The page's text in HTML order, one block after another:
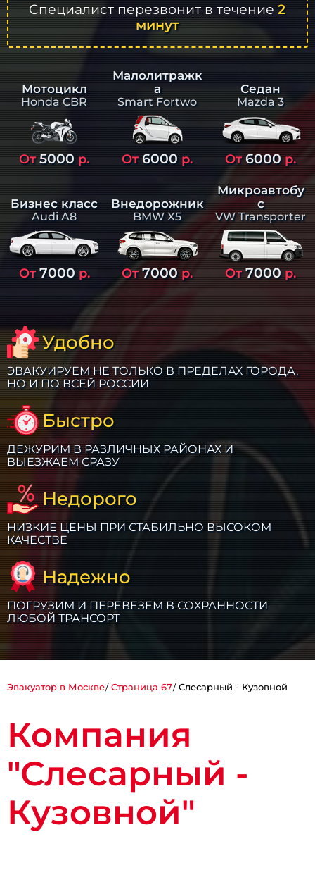
Специалист перезвонит в течение2
минут
Мотоцикл
Honda CBR
От5000 р.
Малолитражк
а
Smart Fortwo
От6000 р.
Седан
Mazda 3
От6000р.
Бизнес класс
Audi A8
От7000р.
Внедорожник
BMW X5
От7000р.
Микроавтобу
с
VW Transporter
От7000р.
Удобно
ЭВАКУИРУЕМ НЕ ТОЛЬКО В ПРЕДЕЛАХ ГОРОДА,
НО И ПО ВСЕЙ РОССИИ
Быстро
ДЕЖУРИМ В РАЗЛИЧНЫХ РАЙОНАХ И
ВЫЕЗЖАЕМ СРАЗУ
Недорого
НИЗКИЕ ЦЕНЫ ПРИ СТАБИЛЬНО ВЫСОКОМ
КАЧЕСТВЕ
Надежно
ПОГРУЗИМ И ПЕРЕВЕЗЕМ В СОХРАННОСТИ
ЛЮБОЙ ТРАНСОРТ
Эвакуатор в Москве Страница 67 Слесарный - Кузовной
Компания
"Слесарный -
Кузовной"